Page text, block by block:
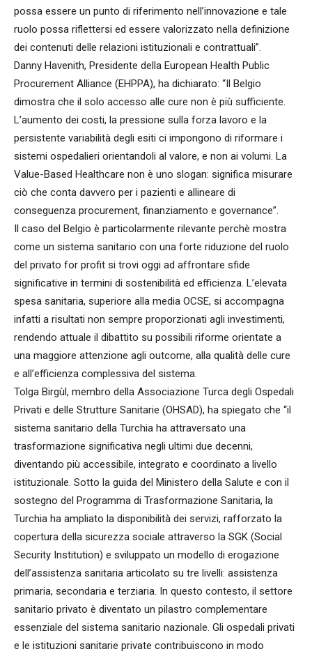
possa essere un punto di riferimento nell’innovazione e tale
ruolo possa riflettersi ed essere valorizzato nella definizione
dei contenuti delle relazioni istituzionali e contrattuali”.
Danny Havenith, Presidente della European Health Public
Procurement Alliance (EHPPA), ha dichiarato: “Il Belgio
dimostra che il solo accesso alle cure non è più sufficiente.
L’aumento dei costi, la pressione sulla forza lavoro e la
persistente variabilità degli esiti ci impongono di riformare i
sistemi ospedalieri orientandoli al valore, e non ai volumi. La
Value-Based Healthcare non è uno slogan: significa misurare
ciò che conta davvero per i pazienti e allineare di
conseguenza procurement, finanziamento e governance”.
Il caso del Belgio è particolarmente rilevante perchè mostra
come un sistema sanitario con una forte riduzione del ruolo
del privato for profit si trovi oggi ad affrontare sfide
significative in termini di sostenibilità ed efficienza. L’elevata
spesa sanitaria, superiore alla media OCSE, si accompagna
infatti a risultati non sempre proporzionati agli investimenti,
rendendo attuale il dibattito su possibili riforme orientate a
una maggiore attenzione agli outcome, alla qualità delle cure
e all’efficienza complessiva del sistema.
Tolga Birgùl, membro della Associazione Turca degli Ospedali
Privati e delle Strutture Sanitarie (OHSAD), ha spiegato che “il
sistema sanitario della Turchia ha attraversato una
trasformazione significativa negli ultimi due decenni,
diventando più accessibile, integrato e coordinato a livello
istituzionale. Sotto la guida del Ministero della Salute e con il
sostegno del Programma di Trasformazione Sanitaria, la
Turchia ha ampliato la disponibilità dei servizi, rafforzato la
copertura della sicurezza sociale attraverso la SGK (Social
Security Institution) e sviluppato un modello di erogazione
dell’assistenza sanitaria articolato su tre livelli: assistenza
primaria, secondaria e terziaria. In questo contesto, il settore
sanitario privato è diventato un pilastro complementare
essenziale del sistema sanitario nazionale. Gli ospedali privati
e le istituzioni sanitarie private contribuiscono in modo